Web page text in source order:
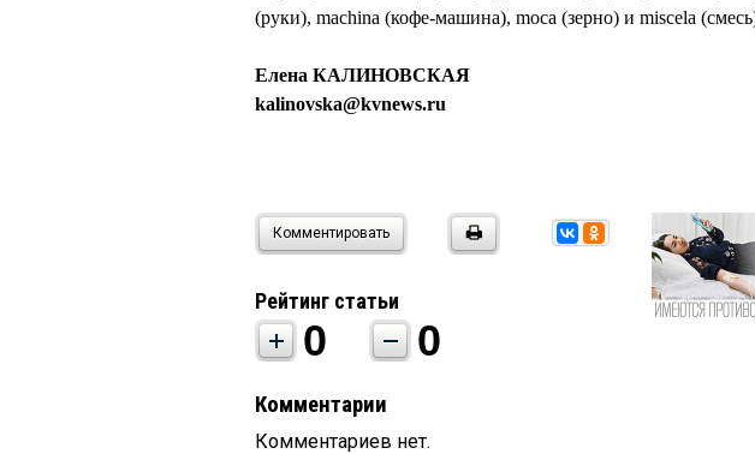
(руки), machina (кофе-машина), moca (зерно) и miscela
Елена КАЛИНОВСКАЯ
kalinovska@kvnews.ru
Комментировать
Рейтинг статьи
0 0
Комментарии
Комментариев нет.